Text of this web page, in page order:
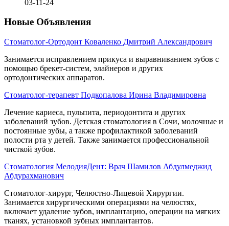
03-11-24
Новые Объявления
Стоматолог-Ортодонт Коваленко Дмитрий Александрович
Занимается исправлением прикуса и выравниванием зубов с
помощью брекет-систем, элайнеров и других
ортодонтических аппаратов.
Стоматолог-терапевт Подкопалова Ирина Владимировна
Лечение кариеса, пульпита, периодонтита и других
заболеваний зубов. Детская стоматология в Сочи, молочные и
постоянные зубы, а также профилактикой заболеваний
полости рта у детей. Также занимается профессиональной
чисткой зубов.
Стоматология МелодияДент: Врач Шамилов Абдулмеджид
Абдурахманович
Стоматолог-хирург, Челюстно-Лицевой Хирургии.
Занимается хирургическими операциями на челюстях,
включает удаление зубов, имплантацию, операции на мягких
тканях, установкой зубных имплантантов.